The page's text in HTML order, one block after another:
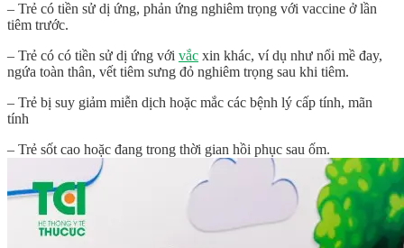
– Trẻ có tiền sử dị ứng, phản ứng nghiêm trọng với vaccine ở lần
tiêm trước.
– Trẻ có có tiền sử dị ứng với vắc xin khác, ví dụ như nổi mề đay,
ngứa toàn thân, vết tiêm sưng đỏ nghiêm trọng sau khi tiêm.
– Trẻ bị suy giảm miễn dịch hoặc mắc các bệnh lý cấp tính, mãn
tính
– Trẻ sốt cao hoặc đang trong thời gian hồi phục sau ốm.